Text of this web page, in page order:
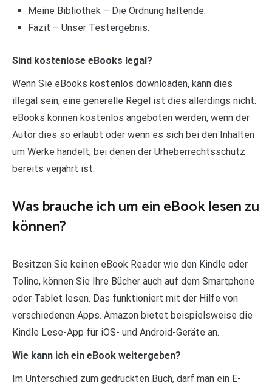
Meine Bibliothek – Die Ordnung haltende.
Fazit – Unser Testergebnis.
Sind kostenlose eBooks legal?
Wenn Sie eBooks kostenlos downloaden, kann dies
illegal sein, eine generelle Regel ist dies allerdings nicht.
eBooks können kostenlos angeboten werden, wenn der
Autor dies so erlaubt oder wenn es sich bei den Inhalten
um Werke handelt, bei denen der Urheberrechtsschutz
bereits verjährt ist.
Was brauche ich um ein eBook lesen zu
können?
Besitzen Sie keinen eBook Reader wie den Kindle oder
Tolino, können Sie Ihre Bücher auch auf dem Smartphone
oder Tablet lesen. Das funktioniert mit der Hilfe von
verschiedenen Apps. Amazon bietet beispielsweise die
Kindle Lese-App für iOS- und Android-Geräte an.
Wie kann ich ein eBook weitergeben?
Im Unterschied zum gedruckten Buch, darf man ein E-